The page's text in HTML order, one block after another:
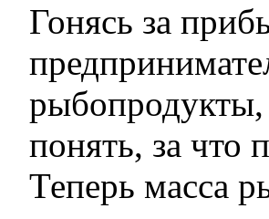
Гонясь за
рыбопродукты,
понять, за что
Теперь масса